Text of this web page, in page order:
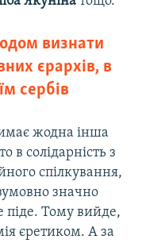
визнати
єрархів, в
сербів
жодна інша
в солідарність з
спілкування,
значно
піде. Тому вийде,
єретиком. А за